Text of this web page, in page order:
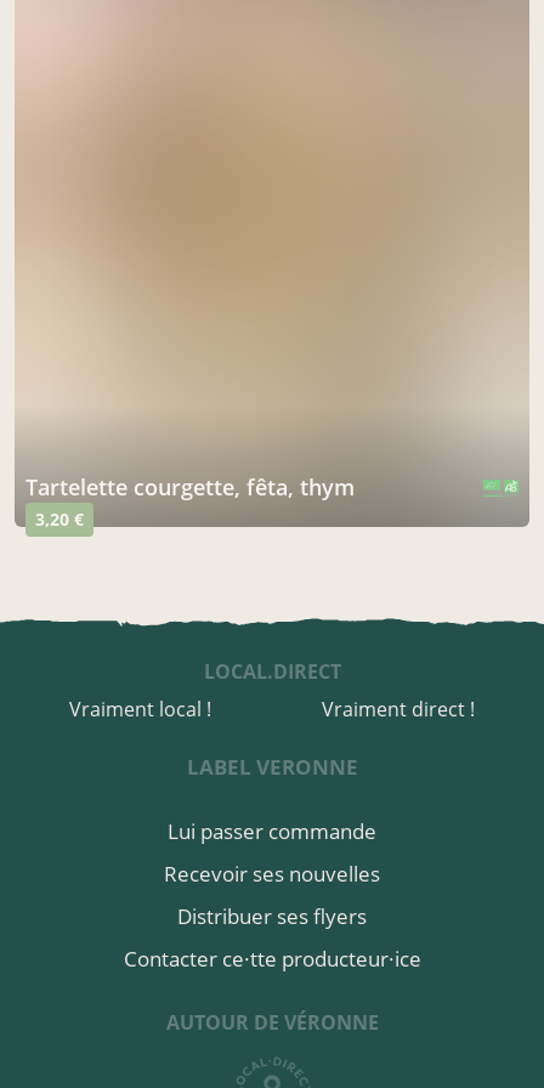
tartelette courgette, fêta, thym
3,20 €
LOCAL.DIRECT
Vraiment local !
Vraiment direct !
LABEL VERONNE
Lui passer commande
Recevoir ses nouvelles
Distribuer ses flyers
Contacter ce·tte producteur·ice
AUTOUR DE VÉRONNE